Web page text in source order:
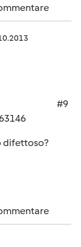
#9
difettoso?